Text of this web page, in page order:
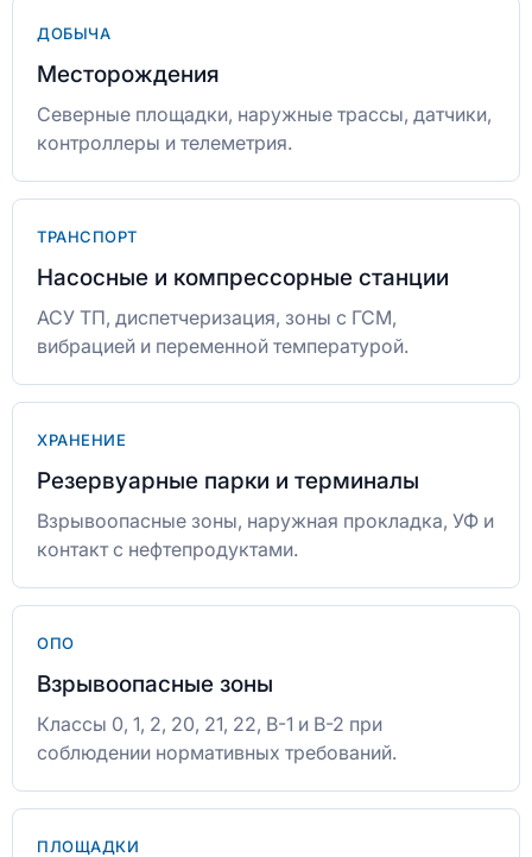
ДОБЫЧА
Месторождения
Северные площадки, наружные трассы, датчики,
контроллеры и телеметрия.
ТРАНСПОРТ
Насосные и компрессорные станции
АСУ ТП, диспетчеризация, зоны с ГСМ,
вибрацией и переменной температурой.
ХРАНЕНИЕ
Резервуарные парки и терминалы
Взрывоопасные зоны, наружная прокладка, УФ и
контакт с нефтепродуктами.
ОПО
Взрывоопасные зоны
Классы 0, 1, 2, 20, 21, 22, В-1 и В-2 при
соблюдении нормативных требований.
ПЛОЩАДКИ